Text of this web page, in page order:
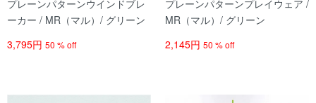
プレーンパターンウインドブレ
ーカー / MR（マル）/ グリーン
3,795円 50 % off
プレーンパターンプレイウェア /
MR（マル）/ グリーン
2,145円 50 % off